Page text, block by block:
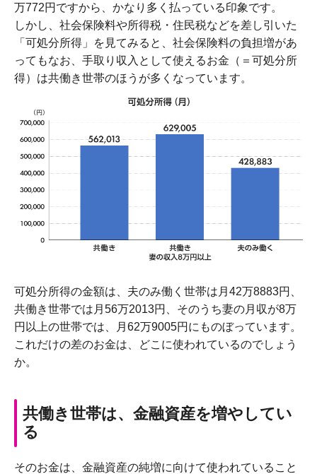
万772円ですから、かなり多く払っている印象です。
しかし、社会保険料や所得税・住民税などを差し引いた
「可処分所得」を見てみると、社会保険料の負担増があ
ってもなお、手取り収入として使えるお金（＝可処分所
得）は共働き世帯のほうが多くなっています。
可処分所得の金額は、夫のみ働く世帯は月42万8883円、
共働き世帯では月56万2013円、そのうち妻の月収が8万
円以上の世帯では、月62万9005円にものぼっています。
これだけの差のお金は、どこに使われているのでしょう
か。
共働き世帯は、金融資産を増やしてい
る
そのお金は、金融資産の純増に向けて使われていること